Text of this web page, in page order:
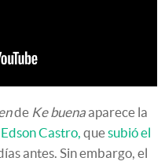
de Ke buenaaparece la
Edson Castro, quesubió el
antes. Sin embargo, el